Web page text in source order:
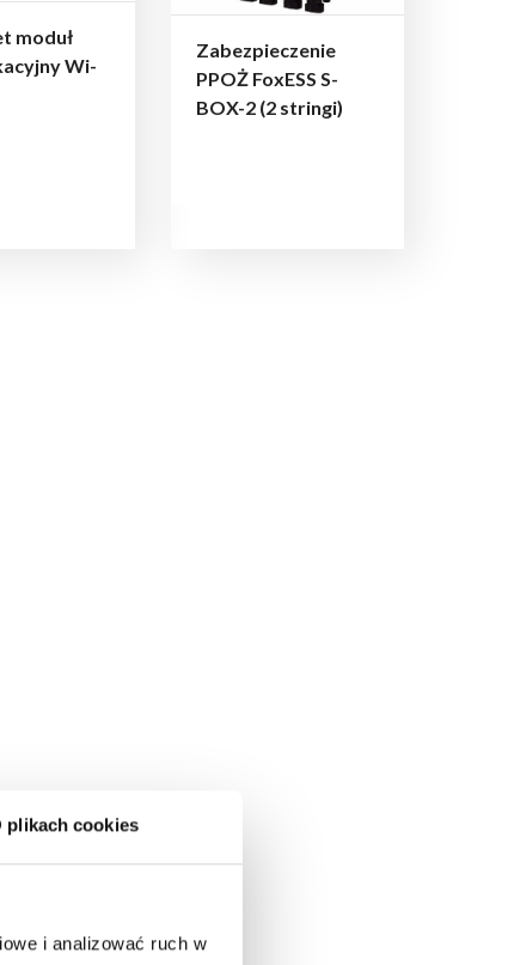
plikach cookies
i analizować ruch w
moduł
Wi-
Zabezpieczenie
PPOŻ FoxESS S-
BOX-2 (2 stringi)